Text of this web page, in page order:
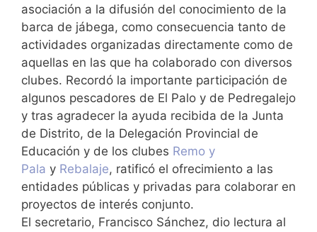
asociación a la difusión del conocimiento de la
barca de jábega, como consecuencia tanto de
actividades organizadas directamente como de
aquellas en las que ha colaborado con diversos
clubes. Recordó la importante participación de
algunos pescadores de El Palo y de Pedregalejo
y tras agradecer la ayuda recibida de la Junta
de Distrito, de la Delegación Provincial de
Educación y de los clubes Remo y
Pala y Rebalaje, ratificó el ofrecimiento a las
entidades públicas y privadas para colaborar en
proyectos de interés conjunto.
El secretario, Francisco Sánchez, dio lectura al